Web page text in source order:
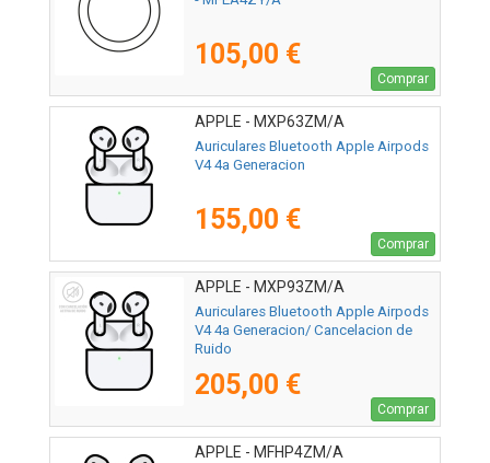
105,00 €
Comprar
APPLE - MXP63ZM/A
Auriculares Bluetooth Apple Airpods
V4 4a Generacion
155,00 €
Comprar
APPLE - MXP93ZM/A
Auriculares Bluetooth Apple Airpods
V4 4a Generacion/ Cancelacion de
Ruido
205,00 €
Comprar
APPLE - MFHP4ZM/A